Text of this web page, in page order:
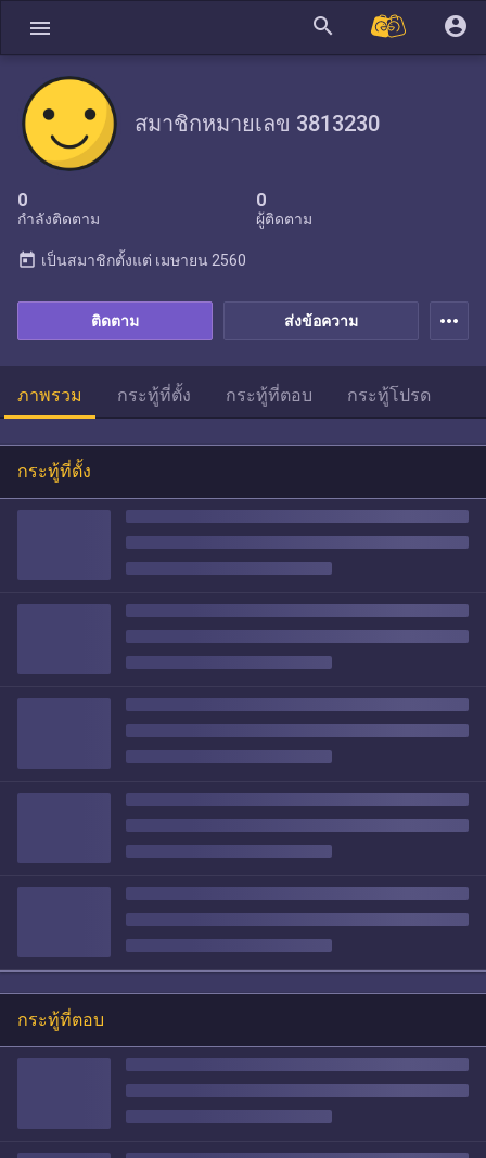
menu search account_circle
สมาชิกหมายเลข 3813230
0
กำลังติดตาม
0
ผู้ติดตาม
ส่งข้อความ
ติดตาม
today เป็นสมาชิกตั้งแต่ เมษายน 2560
more_horiz
ภาพรวม กระทู้ที่ตั้ง กระทู้ที่ตอบ กระทู้โปรด
กระทู้ที่ตั้ง
กระทู้ที่ตอบ